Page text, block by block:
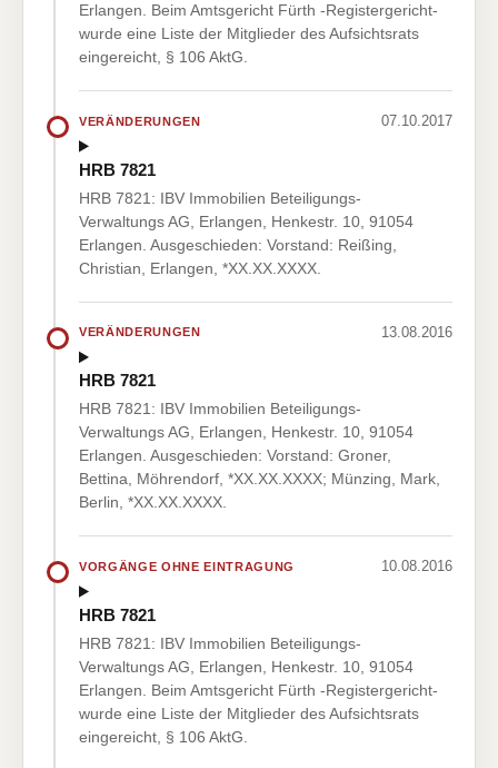
Erlangen. Beim Amtsgericht Fürth -Registergericht-
wurde eine Liste der Mitglieder des Aufsichtsrats
eingereicht, § 106 AktG.
VERÄNDERUNGEN 07.10.2017
HRB 7821
HRB 7821: IBV Immobilien Beteiligungs-
Verwaltungs AG, Erlangen, Henkestr. 10, 91054
Erlangen. Ausgeschieden: Vorstand: Reißing,
Christian, Erlangen, *XX.XX.XXXX.
VERÄNDERUNGEN 13.08.2016
HRB 7821
HRB 7821: IBV Immobilien Beteiligungs-
Verwaltungs AG, Erlangen, Henkestr. 10, 91054
Erlangen. Ausgeschieden: Vorstand: Groner,
Bettina, Möhrendorf, *XX.XX.XXXX; Münzing, Mark,
Berlin, *XX.XX.XXXX.
VORGÄNGE OHNE EINTRAGUNG 10.08.2016
HRB 7821
HRB 7821: IBV Immobilien Beteiligungs-
Verwaltungs AG, Erlangen, Henkestr. 10, 91054
Erlangen. Beim Amtsgericht Fürth -Registergericht-
wurde eine Liste der Mitglieder des Aufsichtsrats
eingereicht, § 106 AktG.